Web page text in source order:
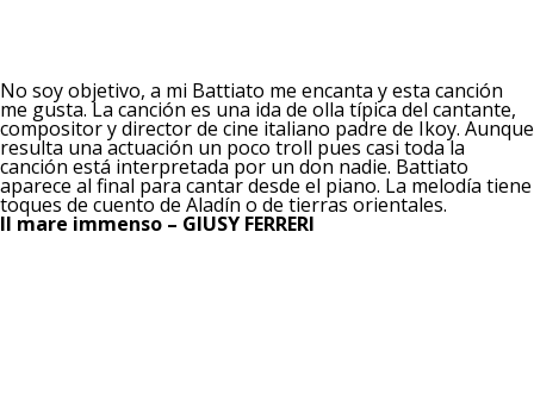
No soy objetivo, a mi Battiato me encanta y esta canción
me gusta. La canción es una ida de olla típica del cantante,
compositor y director de cine italiano padre de Ikoy. Aunque
resulta una actuación un poco troll pues casi toda la
canción está interpretada por un don nadie. Battiato
aparece al final para cantar desde el piano. La melodía tiene
toques de cuento de Aladín o de tierras orientales.
Il mare immenso – GIUSY FERRERI